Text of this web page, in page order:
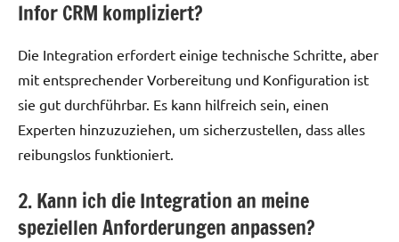
Infor CRM kompliziert?
Die Integration erfordert einige technische Schritte, aber
mit entsprechender Vorbereitung und Konfiguration ist
sie gut durchführbar. Es kann hilfreich sein, einen
Experten hinzuzuziehen, um sicherzustellen, dass alles
reibungslos funktioniert.
2. Kann ich die Integration an meine
speziellen Anforderungen anpassen?